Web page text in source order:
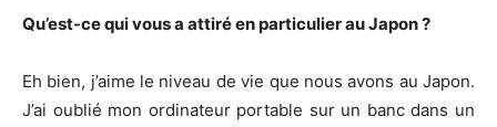
Qu’est-ce qui vous a attiré en particulier au Japon ?
Eh bien, j’aime le niveau de vie que nous avons au Japon.
J’ai oublié mon ordinateur portable sur un banc dans un